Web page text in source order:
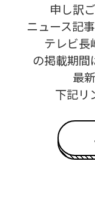
申し訳
ニュース記
テレビ長
の掲載期間
最
下記リ